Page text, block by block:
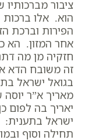
ציבור
הוא. אלו
הפירות וברכת
אחר המזון. הא
חזקיה מן מה
זה משובח הדא
בגואל ישראל
מאריך א”ר
יאריך בה לפום
ישראל בתענית:
תחילה וסוף